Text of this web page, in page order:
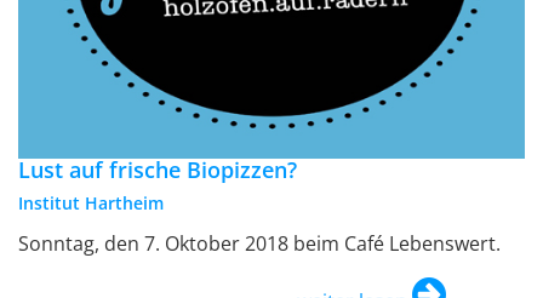
Lust auf frische Biopizzen?
Institut Hartheim
Sonntag, den 7. Oktober 2018 beim Café Lebenswert.